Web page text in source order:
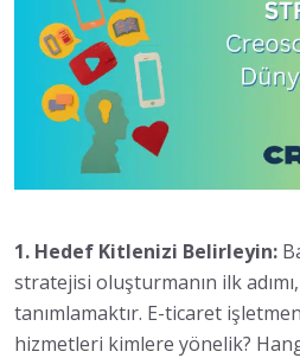
1. Hedef Kitlenizi Belirleyin:
stratejisi oluşturmanın ilk
tanımlamaktır. E-ticaret
hizmetleri kimlere yönelik?